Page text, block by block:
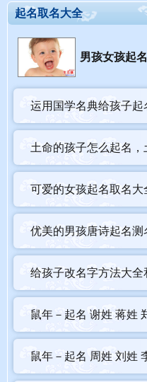
起名取名大全
男孩女孩起
运用国学名典给孩子起
土命的孩子怎么起名，
可爱的女孩起名取名大
优美的男孩唐诗起名测
给孩子改名字方法大全
鼠年－起名 谢姓 蒋姓
名大全_2020-05-23
鼠年－起名 周姓 刘姓